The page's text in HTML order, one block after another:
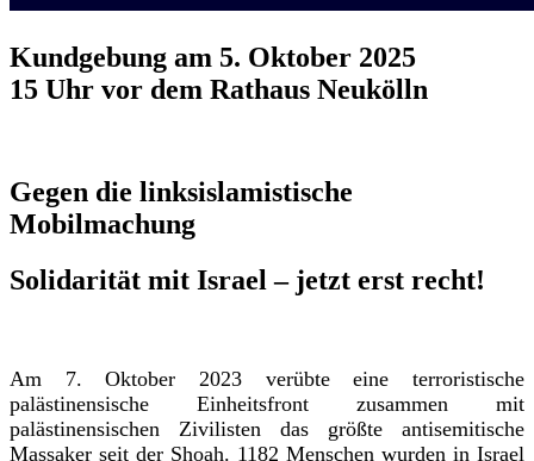
Kundgebung am 5. Oktober 2025
15 Uhr vor dem Rathaus Neukölln
Gegen die linksislamistische
Mobilmachung
Solidarität mit Israel – jetzt erst recht!
Am 7. Oktober 2023 verübte eine terroristische
palästinensische Einheitsfront zusammen mit
palästinensischen Zivilisten das größte antisemitische
Massaker seit der Shoah. 1182 Menschen wurden in Israel